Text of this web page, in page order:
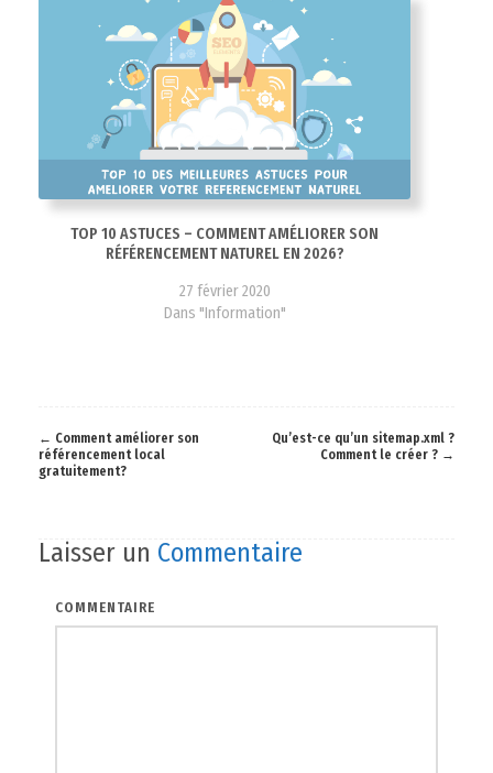
TOP 10 ASTUCES – COMMENT AMÉLIORER SON
RÉFÉRENCEMENT NATUREL EN 2026?
27 février 2020
Dans "Information"
Post
navigation
← Comment améliorer son
référencement local
gratuitement?
Qu’est-ce qu’un sitemap.xml ?
Comment le créer ? →
Laisser un Commentaire
COMMENTAIRE